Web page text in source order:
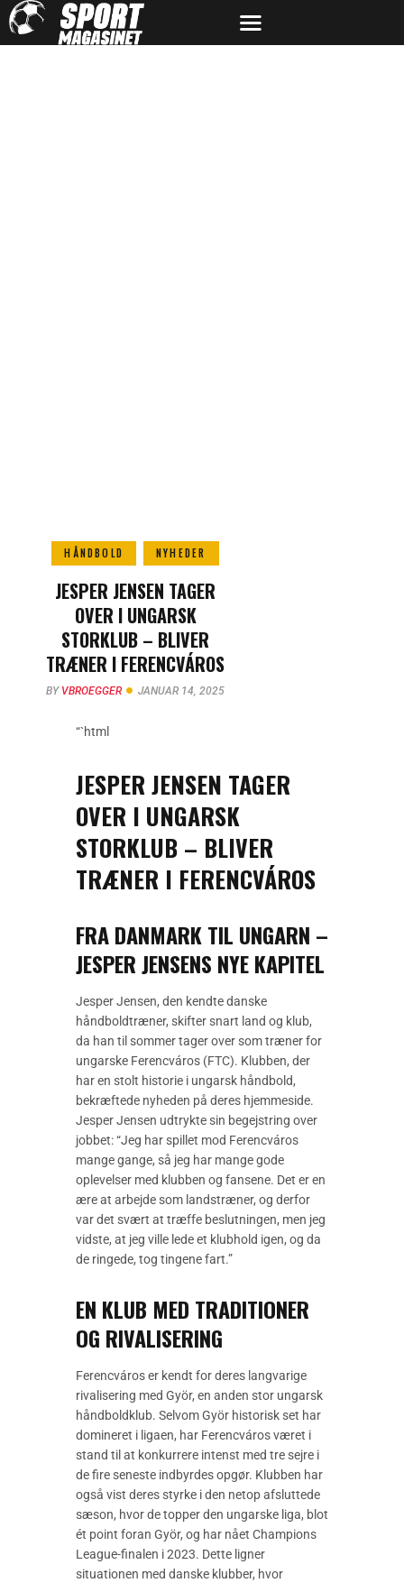
HÅNDBOLD NYHEDER
JESPER JENSEN TAGER
OVER I UNGARSK
STORKLUB – BLIVER
TRÆNER I FERENCVÁROS
BY VBROEGGER JANUAR 14, 2025
“`html
JESPER JENSEN TAGER
OVER I UNGARSK
STORKLUB – BLIVER
TRÆNER I FERENCVÁROS
FRA DANMARK TIL UNGARN –
JESPER JENSENS NYE KAPITEL
Jesper Jensen, den kendte danske
håndboldtræner, skifter snart land og klub,
da han til sommer tager over som træner for
ungarske Ferencváros (FTC). Klubben, der
har en stolt historie i ungarsk håndbold,
bekræftede nyheden på deres hjemmeside.
Jesper Jensen udtrykte sin begejstring over
jobbet: “Jeg har spillet mod Ferencváros
mange gange, så jeg har mange gode
oplevelser med klubben og fansene. Det er en
ære at arbejde som landstræner, og derfor
var det svært at træffe beslutningen, men jeg
vidste, at jeg ville lede et klubhold igen, og da
de ringede, tog tingene fart.”
EN KLUB MED TRADITIONER
OG RIVALISERING
Ferencváros er kendt for deres langvarige
rivalisering med Györ, en anden stor ungarsk
håndboldklub. Selvom Györ historisk set har
domineret i ligaen, har Ferencváros været i
stand til at konkurrere intenst med tre sejre i
de fire seneste indbyrdes opgør. Klubben har
også vist deres styrke i den netop afsluttede
sæson, hvor de topper den ungarske liga, blot
ét point foran Györ, og har nået Champions
League-finalen i 2023. Dette ligner
situationen med danske klubber, hvor